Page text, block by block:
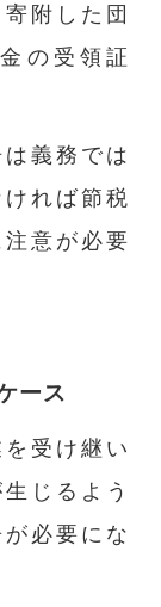
附した団
の受領証
義務では
れば節税
意が必要
ース
受け継い
じるよう
必要にな